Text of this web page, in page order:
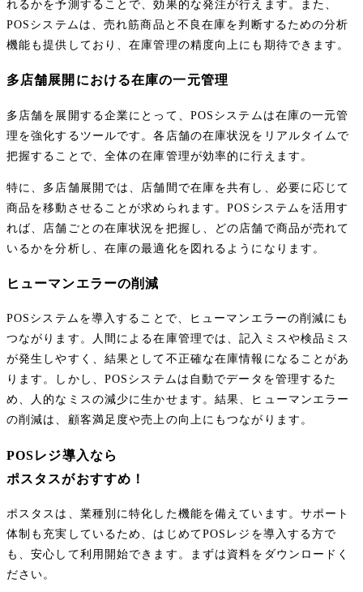
れるかを予測することで、効果的な発注が行えます。また、
POSシステムは、売れ筋商品と不良在庫を判断するための分析
機能も提供しており、在庫管理の精度向上にも期待できます。
多店舗展開における在庫の一元管理
多店舗を展開する企業にとって、POSシステムは在庫の一元管
理を強化するツールです。各店舗の在庫状況をリアルタイムで
把握することで、全体の在庫管理が効率的に行えます。
特に、多店舗展開では、店舗間で在庫を共有し、必要に応じて
商品を移動させることが求められます。POSシステムを活用す
れば、店舗ごとの在庫状況を把握し、どの店舗で商品が売れて
いるかを分析し、在庫の最適化を図れるようになります。
ヒューマンエラーの削減
POSシステムを導入することで、ヒューマンエラーの削減にも
つながります。人間による在庫管理では、記入ミスや検品ミス
が発生しやすく、結果として不正確な在庫情報になることがあ
ります。しかし、POSシステムは自動でデータを管理するた
め、人的なミスの減少に生かせます。結果、ヒューマンエラー
の削減は、顧客満足度や売上の向上にもつながります。
POSレジ導入なら
ポスタスがおすすめ！
ポスタスは、業種別に特化した機能を備えています。サポート
体制も充実しているため、はじめてPOSレジを導入する方で
も、安心して利用開始できます。まずは資料をダウンロードく
ださい。